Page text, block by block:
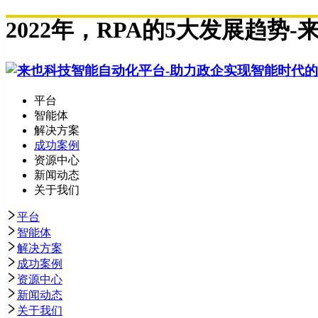
2022年，RPA的5大发展趋势-
平台
智能体
解决方案
成功案例
资源中心
新闻动态
关于我们
平台
智能体
解决方案
成功案例
资源中心
新闻动态
关于我们